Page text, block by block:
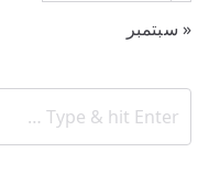
« سبتمبر